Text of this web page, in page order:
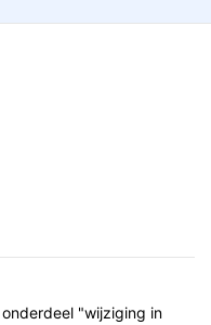
"wijziging in